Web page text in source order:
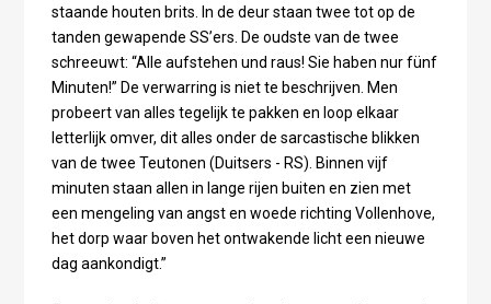
staande houten brits. In de deur staan twee tot op de
tanden gewapende SS’ers. De oudste van de twee
schreeuwt: “Alle aufstehen und raus! Sie haben nur fünf
Minuten!” De verwarring is niet te beschrijven. Men
probeert van alles tegelijk te pakken en loop elkaar
letterlijk omver, dit alles onder de sarcastische blikken
van de twee Teutonen (Duitsers - RS). Binnen vijf
minuten staan allen in lange rijen buiten en zien met
een mengeling van angst en woede richting Vollenhove,
het dorp waar boven het ontwakende licht een nieuwe
dag aankondigt.”